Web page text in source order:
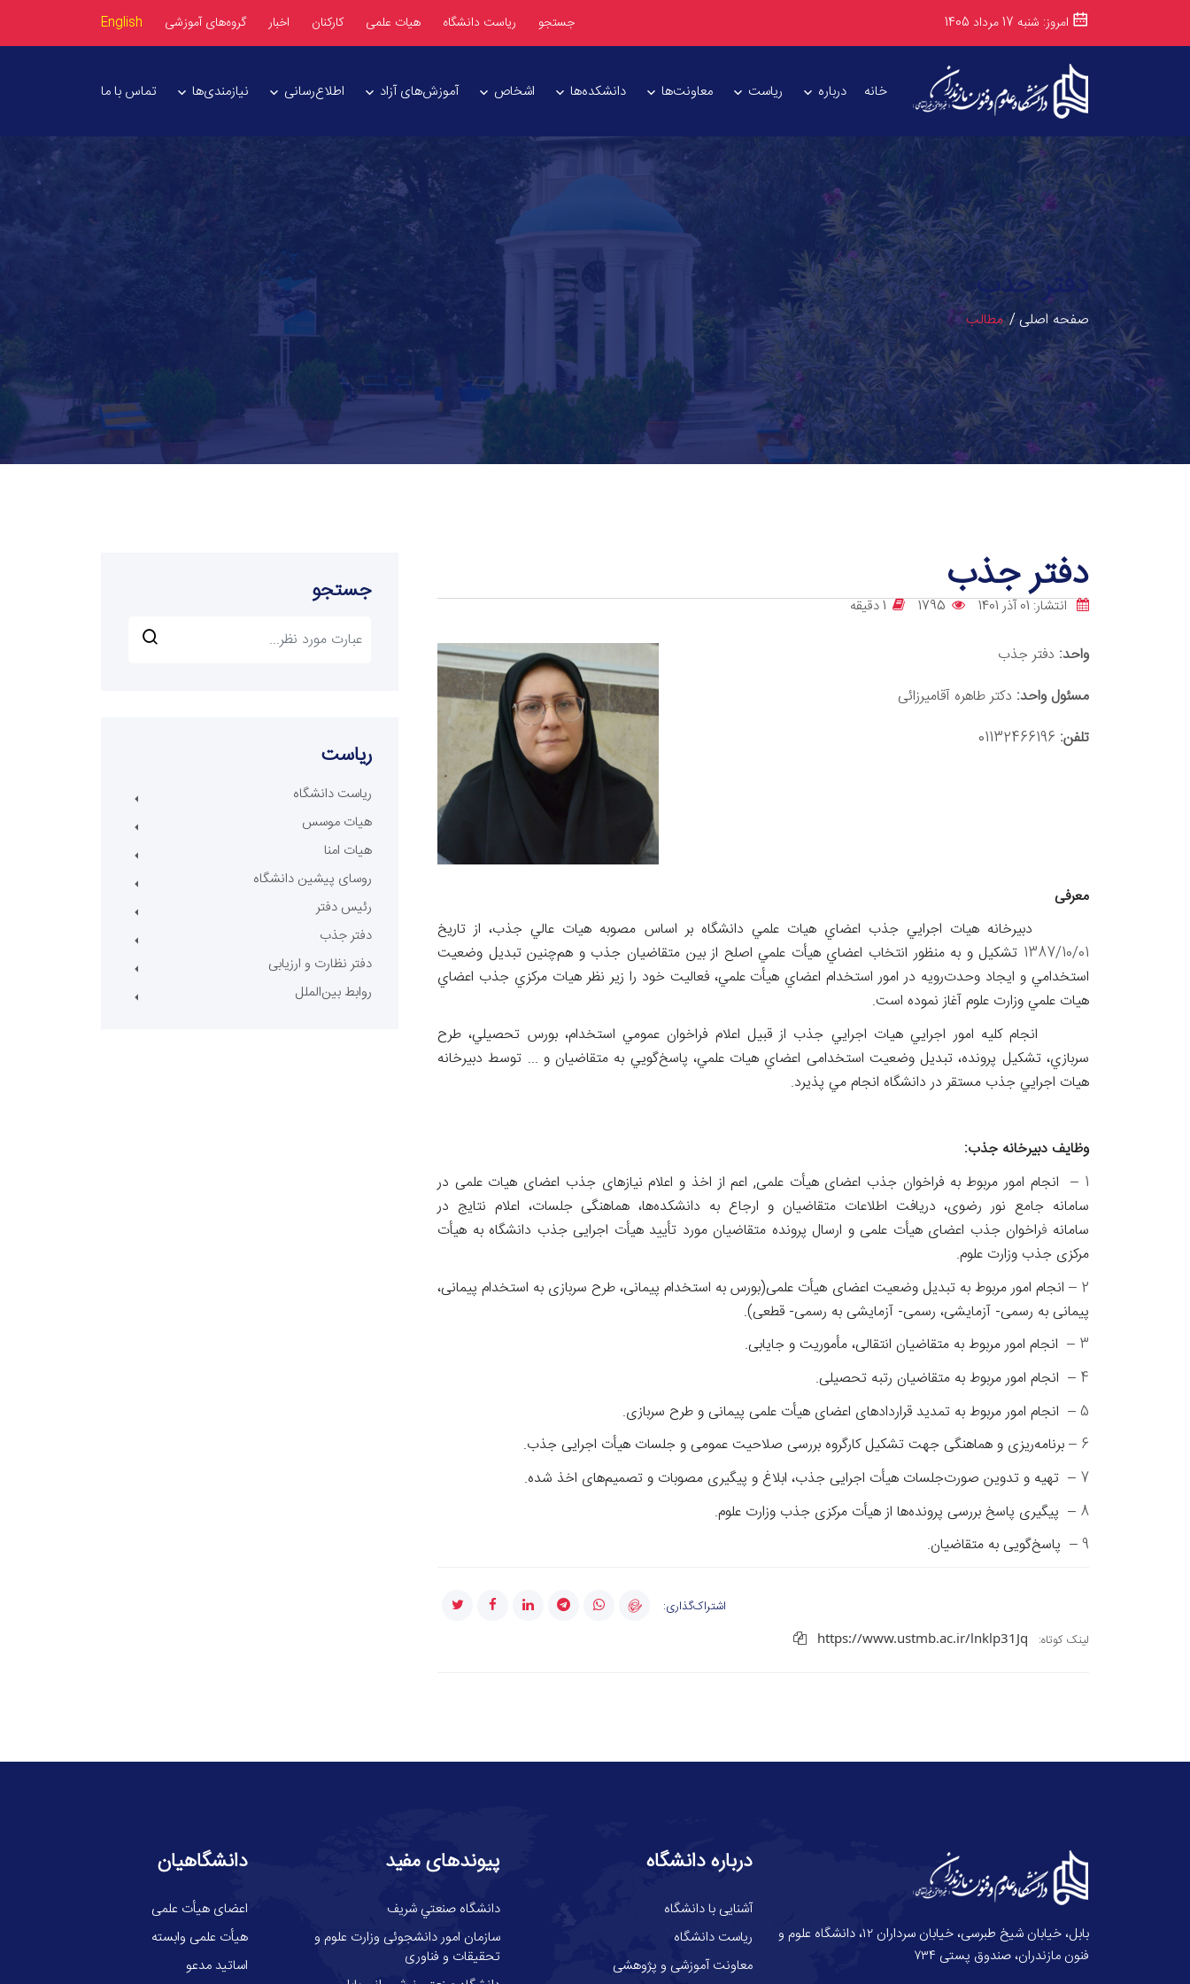
امروز: شنبه 17 مرداد 1405 جستجو ریاست دانشگاه هیات علمی کارکنان اخبار گروه‌های آموزشی English
خانه درباره ریاست معاونت‌ها دانشکده‌ها اشخاص آموزش‌های آزاد اطلاع‌رسانی نیازمندی‌ها تماس با ما
دفتر جذب
صفحه اصلی مطالب
دفتر جذب
انتشار: 01 آذر 1401 1795 1 دقيقه
واحد: دفتر جذب
مسئول واحد: دکتر طاهره آقامیرزائی
تلفن: 01132466196
معرفی
دبيرخانه هیات اجرایي جذب اعضاي هیات علمي دانشگاه بر اساس مصوبه هیات عالي جذب، از تاریخ
1387/10/01 تشكیل و به منظور انتخاب اعضاي هيأت علمي اصلح از بين متقاضيان جذب و هم‌چنين تبديل وضعيت
استخدامي و ايجاد وحدت‌رويه در امور استخدام اعضاي هيأت علمي، فعالیت خود را زیر نظر هیات مركزي جذب اعضاي
هیات علمي وزارت علوم آغاز نموده است.
انجام كلیه امور اجرایي هیات اجرایي جذب از قبیل اعلام فراخوان عمومي استخدام، بورس تحصیلي، طرح
سربازي،تشكیل پرونده، تبدیل وضعیت استخدامی اعضاي هیات علمي، پاسخ‌گویي به متقاضیان و ... توسط دبيرخانه
هیات اجرایي جذب مستقر در دانشگاه انجام مي پذیرد.
وظایف دبیرخانه جذب:
1 –
انجام امور مربوط به فراخوان جذب اعضای هیأت علمی, اعم از اخذ و اعلام نیازهای جذب اعضای هیات علمی در
سامانه جامع نور رضوی، دریافت اطلاعات متقاضیان و ارجاع به دانشکده‌ها، هماهنگی جلسات، اعلام نتایج در
سامانه فراخوان جذب اعضای هیأت علمی و ارسال پرونده متقاضیان مورد تأیید هیأت اجرایی جذب دانشگاه به هیأت
مرکزی جذب وزارت علوم.
2 –
انجام امور مربوط به تبدیل وضعیت اعضای هیأت علمی(بورس به استخدام پیمانی، طرح سربازی به استخدام پیمانی،
پیمانی به رسمی‌- آزمایشی، رسمی‌- آزمایشی به رسمی‌- قطعی).
3 –
انجام امور مربوط به متقاضیان انتقالی، مأموریت و جایابی.
4 –
انجام امور مربوط به متقاضیان رتبه تحصیلی.
5 –
انجام امور مربوط به تمدید قراردادهای اعضای هیأت علمی پیمانی و طرح سربازی.
6 –
برنامه‌ریزی و هماهنگی جهت تشکیل کارگروه‌ بررسی صلاحیت عمومی و جلسات هیأت‌ اجرایی جذب.
7 –
تهیه و تدوین صورت‌جلسات هیأت اجرایی جذب، ابلاغ و پیگیری مصوبات و تصمیم‌های اخذ شده.
8 –
پیگیری پاسخ بررسی پرونده‌ها از هیأت مرکزی جذب وزارت علوم.
9 –
پاسخ‌گویی به متقاضیان.
اشتراک‌گذاری:
لینک کوتاه:
https://www.ustmb.ac.ir/lnklp31Jq
جستجو
ریاست
ریاست دانشگاه
هیات موسس
هیات امنا
روسای پیشین دانشگاه
رئیس دفتر
دفتر جذب
دفتر نظارت و ارزیابی
روابط بین‌الملل
بابل، خیابان شیخ طبرسی، خیابان سرداران ۱۲، دانشگاه علوم و
فنون مازندران، صندوق پستی ۷۳۴
درباره دانشگاه
آشنایی با دانشگاه
ریاست دانشگاه
معاونت آموزشی و پژوهشی
پیوندهای مفید
دانشگاه صنعتي شريف
سازمان امور دانشجوئی وزارت علوم و
تحقیقات و فناوری
دانشگاهیان
اعضای هیأت علمی
هیأت علمی وابسته
اساتید مدعو